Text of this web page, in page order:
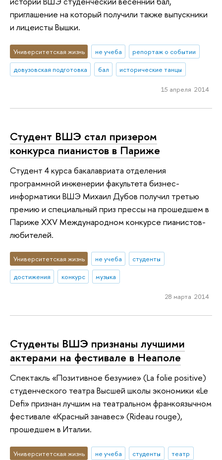
приглашение на который получили также выпускники
и лицеисты Вышки.
Университетская жизнь не учеба
репортаж о событии
довузовская подготовка
бал исторические танцы
15 апреля 2014
Студент ВШЭ стал призером
конкурса пианистов в Париже
Студент 4 курса бакалавриата отделения
программной инженерии факультета бизнес-
информатики ВШЭ Михаил Дубов получил третью
премию и специальный приз прессы на прошедшем в
Париже XXV Международном конкурсе пианистов-
любителей.
Университетская жизнь не учеба
студенты
достижения
конкурс музыка
28 марта 2014
Студенты ВШЭ признаны лучшими
актерами на фестивале в Неаполе
Спектакль «Позитивное безумие» (La folie positive)
студенческого театра Высшей школы экономики «Le
Defi» признан лучшим на театральном франкоязычном
фестивале «Красный занавес» (Rideau rouge),
прошедшем в Италии.
Университетская жизнь не учеба студенты театр